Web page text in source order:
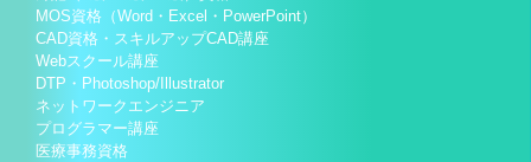
MOS資格（Word・Excel・PowerPoint）
CAD資格・スキルアップCAD講座
Webスクール講座
DTP・Photoshop/Illustrator
ネットワークエンジニア
プログラマー講座
医療事務資格